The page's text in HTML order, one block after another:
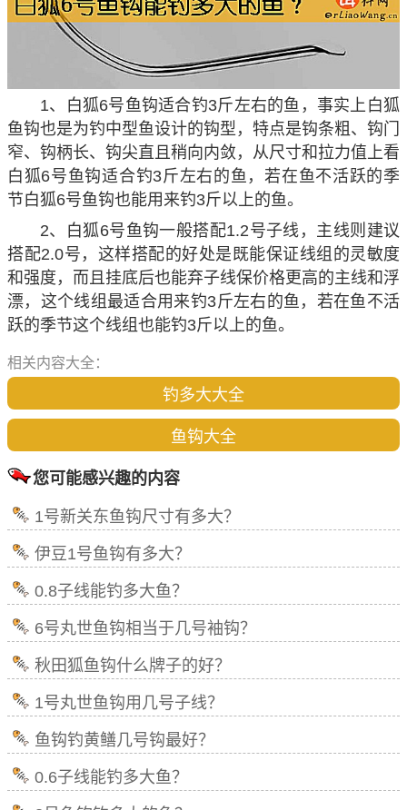
1、白狐6号鱼钩适合钓3斤左右的鱼，事实上白狐
鱼钩也是为钓中型鱼设计的钩型，特点是钩条粗、钩门
窄、钩柄长、钩尖直且稍向内敛，从尺寸和拉力值上看
白狐6号鱼钩适合钓3斤左右的鱼，若在鱼不活跃的季
节白狐6号鱼钩也能用来钓3斤以上的鱼。
2、白狐6号鱼钩一般搭配1.2号子线，主线则建议
搭配2.0号，这样搭配的好处是既能保证线组的灵敏度
和强度，而且挂底后也能弃子线保价格更高的主线和浮
漂，这个线组最适合用来钓3斤左右的鱼，若在鱼不活
跃的季节这个线组也能钓3斤以上的鱼。
相关内容大全：
钓多大大全
鱼钩大全
您可能感兴趣的内容
1号新关东鱼钩尺寸有多大？
伊豆1号鱼钩有多大？
0.8子线能钓多大鱼？
6号丸世鱼钩相当于几号袖钩？
秋田狐鱼钩什么牌子的好？
1号丸世鱼钩用几号子线？
鱼钩钓黄鳝几号钩最好？
0.6子线能钓多大鱼？